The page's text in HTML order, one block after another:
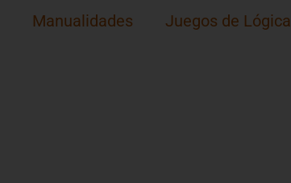
Manualidades Juegos de Lógica